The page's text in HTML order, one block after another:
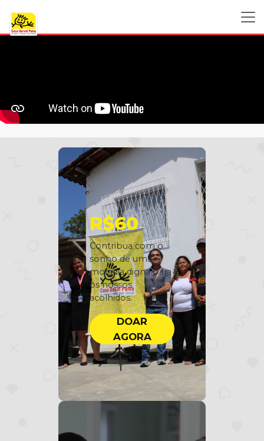
R$60
Contribua com o
sonho de uma
moradia digna para
os nossos
acolhidos.
DOAR
AGORA